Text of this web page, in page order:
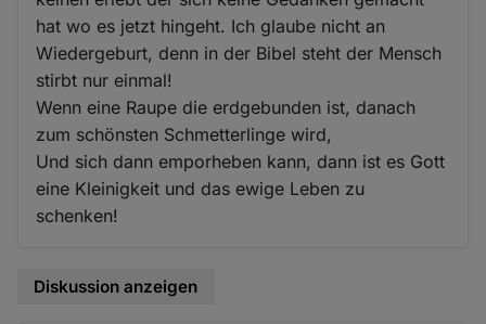
hat wo es jetzt hingeht. Ich glaube nicht an
Wiedergeburt, denn in der Bibel steht der Mensch
stirbt nur einmal!
Wenn eine Raupe die erdgebunden ist, danach
zum schönsten Schmetterlinge wird,
Und sich dann emporheben kann, dann ist es Gott
eine Kleinigkeit und das ewige Leben zu
schenken!
Diskussion anzeigen